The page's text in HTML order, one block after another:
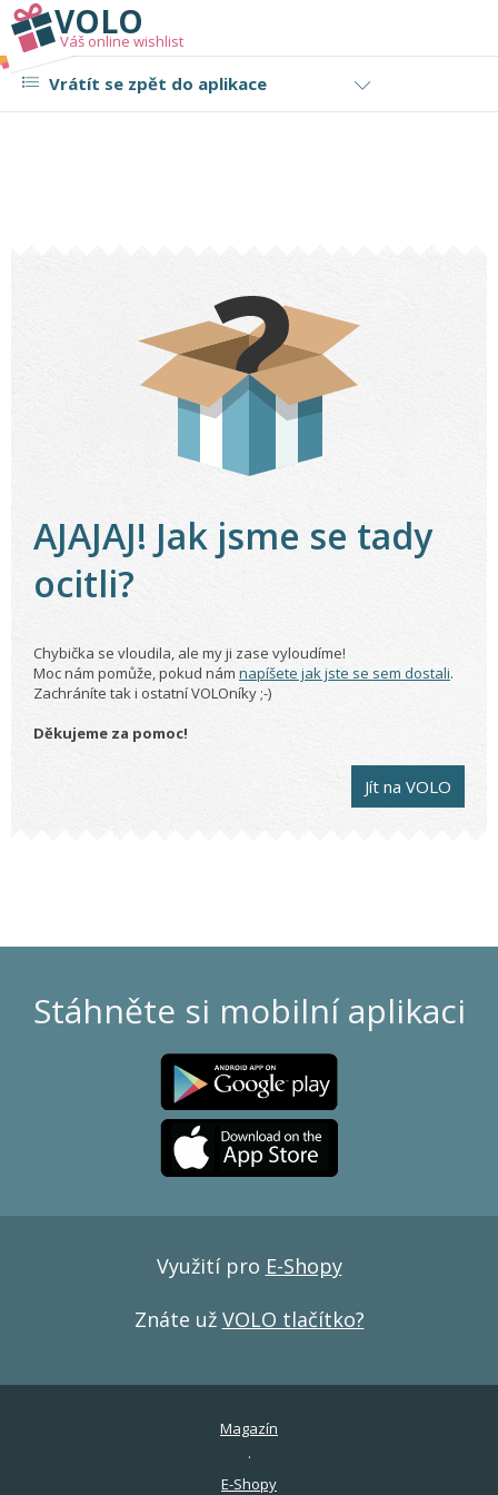
VOLO
Váš online wishlist
AJAJAJ! Jak jsme se tady
ocitli?
Chybička se vloudila, ale my ji zase vyloudíme!
Moc nám pomůže, pokud nám napíšete jak jste se sem dostali.
Zachráníte tak i ostatní VOLOníky ;-)
Děkujeme za pomoc!
Jít na VOLO
Stáhněte si mobilní aplikaci
Využití pro E-Shopy
Znáte už VOLO tlačítko?
Magazín
E-Shopy